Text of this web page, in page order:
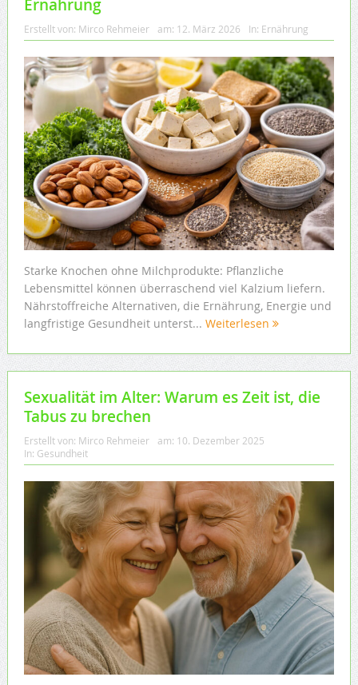
Ernährung
Erstellt von: Mirco Rehmeier am: 12. März 2026 In: Ernährung
Starke Knochen ohne Milchprodukte: Pflanzliche
Lebensmittel können überraschend viel Kalzium liefern.
Nährstoffreiche Alternativen, die Ernährung, Energie und
langfristige Gesundheit unterst... Weiterlesen
Sexualität im Alter: Warum es Zeit ist, die
Tabus zu brechen
Erstellt von: Mirco Rehmeier am: 10. Dezember 2025
In: Gesundheit